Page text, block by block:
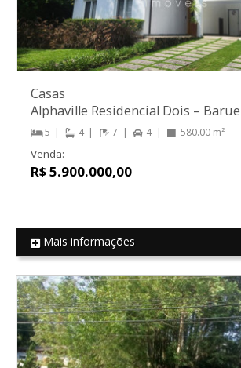
REF 19424
Casas
Alphaville Residencial Dois –
5 4 7 4 580.00 m²
Venda:
R$ 5.900.000,00
Mais informações